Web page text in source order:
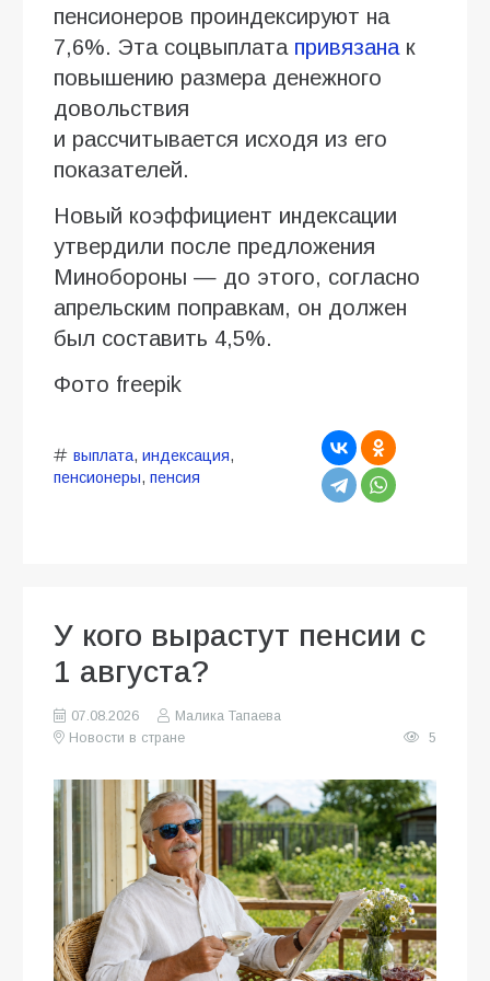
пенсионеров проиндексируют на
7,6%. Эта соцвыплата привязанак
повышению размера денежного
довольствия
и рассчитывается исходя из его
показателей.
Новый коэффициент индексации
утвердили после предложения
Минобороны — до этого, согласно
апрельским поправкам, он должен
был составить 4,5%.
Фото freepik
выплата, индексация,
пенсионеры, пенсия
У кого вырастут пенсии с
1 августа?
07.08.2026
Малика Тапаева
Новости в стране
5